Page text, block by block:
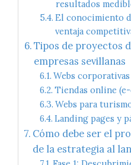
resultados
El conocimiento
ventaja
Tipos de proyectos
empresas sevillanas
Webs corporativas
Tiendas online
Webs para
Landing pages y
Cómo debe ser el
de la estrategia al